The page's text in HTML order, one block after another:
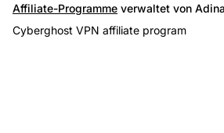
Affiliate-Programme verwaltet von
Cyberghost VPN affiliate program